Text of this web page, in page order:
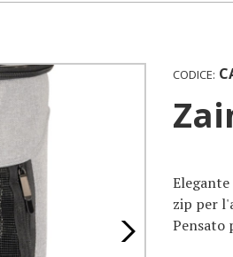
CODICE:
zip per
Pensato